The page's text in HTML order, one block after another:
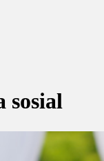
sosial